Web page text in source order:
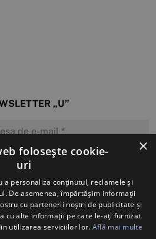
„U”
MĂ ABONEZ
×
folosește cookie-
uri
a personaliza conținutul, reclamele și
De asemenea, împărtășim informații
cu partenerii noștri de publicitate și
cu alte informații pe care le-ați furnizat
utilizarea serviciilor lor. Află mai multe